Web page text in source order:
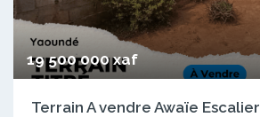
19 500 000 xaf
Terrain A vendre Awaïe Escalier